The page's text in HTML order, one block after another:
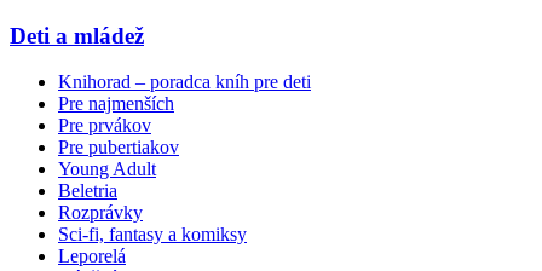
Deti a mládež
Knihorad – poradca kníh pre deti
Pre najmenších
Pre prvákov
Pre pubertiakov
Young Adult
Beletria
Rozprávky
Sci-fi, fantasy a komiksy
Leporelá